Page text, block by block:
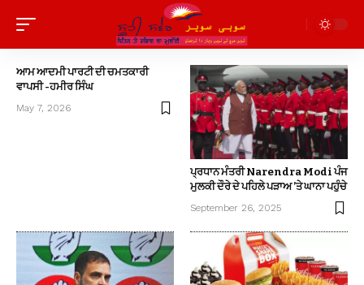
ਆਮ ਆਦਮੀ ਪਾਰਟੀ ਦੀ ਚਮਤਕਾਰੀ
ਵਾਪਸੀ -ਹਮੀਰ ਸਿੰਘ
May 7, 2026
ਪ੍ਰਧਾਨ ਮੰਤਰੀ Narendra Modi ਪੰਜ
ਮੁਲਕੀ ਦੌਰੇ ਦੇ ਪਹਿਲੇ ਪੜਾਅ ’ਤੇ ਘਾਨਾ ਪਹੁੰਚੇ
September 26, 2025